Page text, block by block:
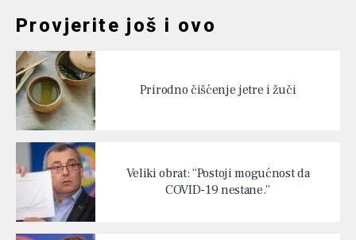
Provjerite još i ovo
Prirodno čišćenje jetre i žuči
Veliki obrat: “Postoji mogućnost da
COVID-19 nestane.”